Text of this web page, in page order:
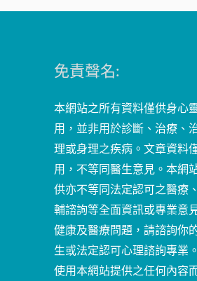
免責聲名:
本網站之所有資料僅供身心
用，並非用於診斷、治療、
理或身理之疾病。文章資料
用，不等同醫生意見。本網
供亦不等同法定認可之醫療
輔諮詢等全面資訊或專業意
健康及醫療問題，請諮詢你
生或法定認可心理諮詢專業
使用本網站提供之任何內容